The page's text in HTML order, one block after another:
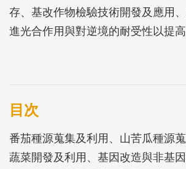
存、基改作物檢驗技術開發及應用
進光合作用與對逆境的耐受性以提
帶蔬果新品種開發與境外授權、十
目次
番茄種源蒐集及利用、山苦瓜種源
蔬菜開發及利用、基因改造與非基